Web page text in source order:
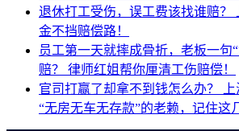
退休打工受伤，误工费该找谁赔？
金不挡赔偿路！
员工第一天就摔成骨折，老板一句
赔？ 律师红姐帮你厘清工伤赔偿！
官司打赢了却拿不到钱怎么办？
“无房无车无存款”的老赖，记住这